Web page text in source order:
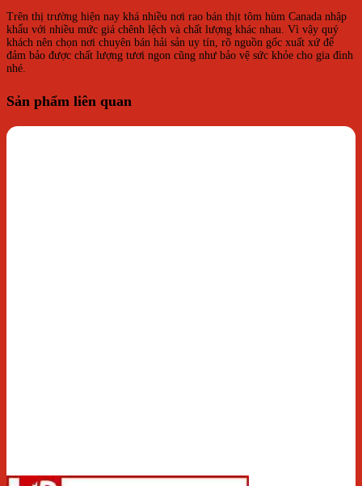
Trên thị trường hiện nay khá nhiều nơi rao bán thịt tôm hùm Canada nhập
khẩu với nhiều mức giá chênh lệch và chất lượng khác nhau. Vì vậy quý
khách nên chọn nơi chuyên bán hải sản uy tín, rõ nguồn gốc xuất xứ để
đảm bảo được chất lượng tươi ngon cũng như bảo vệ sức khỏe cho gia đình
nhé.
Sản phẩm liên quan